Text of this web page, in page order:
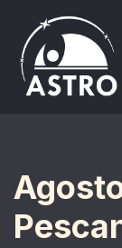
Saltar
al
contenido